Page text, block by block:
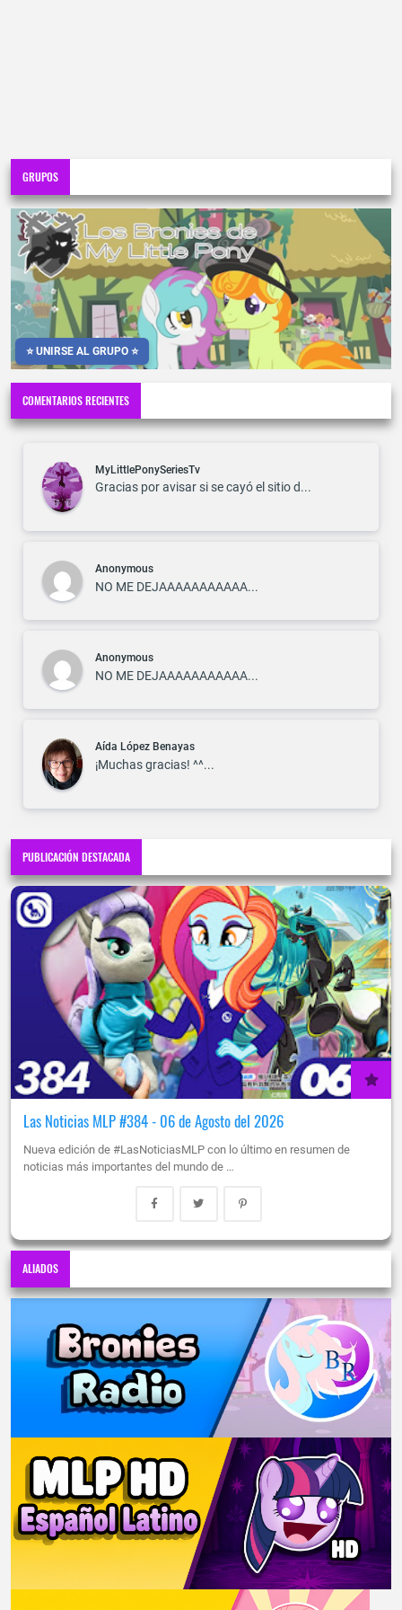
GRUPOS
⭐ UNIRSE AL GRUPO ⭐
COMENTARIOS RECIENTES
MyLittlePonySeriesTv
Gracias por avisar si se cayó el sitio d...
Anonymous
NO ME DEJAAAAAAAAAAA...
Anonymous
NO ME DEJAAAAAAAAAAA...
Aída López Benayas
¡Muchas gracias! ^^...
PUBLICACIÓN DESTACADA
Las Noticias MLP #384 - 06 de Agosto del 2026
Nueva edición de #LasNoticiasMLP con lo último en resumen de
noticias más importantes del mundo de …
ALIADOS